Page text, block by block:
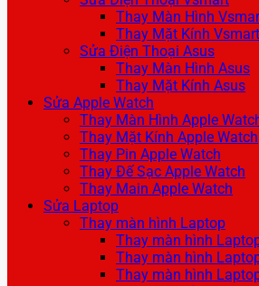
Thay Màn Hình
Thay Mặt Kính Vsmart
Sửa Điện Thoại Asus
Thay Màn Hình Asus
Thay Mặt Kính Asus
Sửa Apple Watch
Thay Màn Hình Apple
Thay Mặt Kính Apple Watch
Thay Pin Apple Watch
Thay Đế Sạc Apple Watch
Thay Main Apple Watch
Sửa Laptop
Thay màn hình Laptop
Thay màn hình
Thay màn hình
Thay màn hình